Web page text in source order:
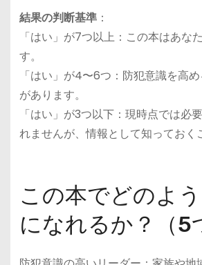
結果の判断基準：
「はい」が7つ以上：この本はあな
す。
「はい」が4〜6つ：防犯意識を高
があります。
「はい」が3つ以下：現時点では必
れませんが、情報として知っておく
この本でどのよ
になれるか？（5